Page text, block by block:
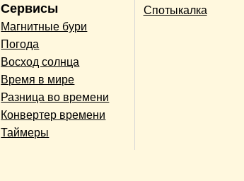
Сервисы
Магнитные бури
Погода
Восход солнца
Время в мире
Разница во времени
Конвертер времени
Таймеры
Спотыкалка